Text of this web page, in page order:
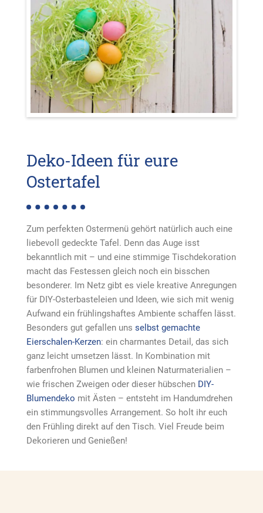
Deko-Ideen für eure
Ostertafel
Zum perfekten Ostermenü gehört natürlich auch eine
liebevoll gedeckte Tafel. Denn das Auge isst
bekanntlich mit – und eine stimmige Tischdekoration
macht das Festessen gleich noch ein bisschen
besonderer. Im Netz gibt es viele kreative Anregungen
für DIY-Osterbasteleien und Ideen, wie sich mit wenig
Aufwand ein frühlingshaftes Ambiente schaffen lässt.
Besonders gut gefallen uns selbst gemachte
Eierschalen-Kerzen: ein charmantes Detail, das sich
ganz leicht umsetzen lässt. In Kombination mit
farbenfrohen Blumen und kleinen Naturmaterialien –
wie frischen Zweigen oder dieser hübschen DIY-
Blumendeko mit Ästen – entsteht im Handumdrehen
ein stimmungsvolles Arrangement. So holt ihr euch
den Frühling direkt auf den Tisch. Viel Freude beim
Dekorieren und Genießen!